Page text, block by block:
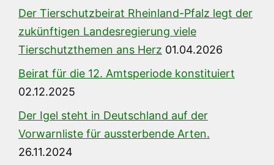
Der Tierschutzbeirat Rheinland-Pfalz legt der
zukünftigen Landesregierung viele
Tierschutzthemen ans Herz 01.04.2026
Beirat für die 12. Amtsperiode konstituiert
02.12.2025
Der Igel steht in Deutschland auf der
Vorwarnliste für aussterbende Arten.
26.11.2024